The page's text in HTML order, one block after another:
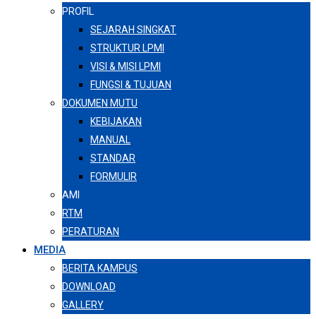
PROFIL
SEJARAH SINGKAT
STRUKTUR LPMI
VISI & MISI LPMI
FUNGSI & TUJUAN
DOKUMEN MUTU
KEBIJAKAN
MANUAL
STANDAR
FORMULIR
AMI
RTM
PERATURAN
MEDIA
BERITA KAMPUS
DOWNLOAD
GALLERY